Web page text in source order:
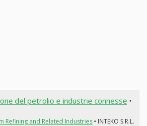
del petrolio e industrie connesse •
Refining and Related Industries• INTEKO S.R.L.